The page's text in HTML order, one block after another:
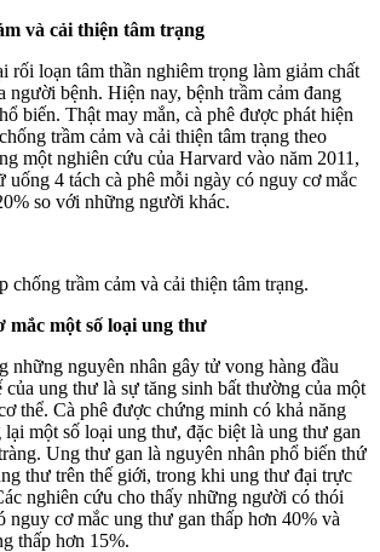
và cải thiện tâm trạng
rối loạn tâm thần nghiêm trọng làm giảm chất
người bệnh. Hiện nay, bệnh trầm cảm đang
biến. Thật may mắn, cà phê được phát hiện
trầm cảm và cải thiện tâm trạng theo
một nghiên cứu của Harvard vào năm 2011,
4 tách cà phê mỗi ngày có nguy cơ mắc
so với những người khác.
mắc một số loại ung thư
những nguyên nhân gây tử vong hàng đầu
ung thư là sự tăng sinh bất thường của một
thể. Cà phê được chứng minh có khả năng
lại một số loại ung thư, đặc biệt là ung thư gan
Ung thư gan là nguyên nhân phổ biến thứ
thư trên thế giới, trong khi ung thư đại trực
nghiên cứu cho thấy những người có thói
nguy cơ mắc ung thư gan thấp hơn 40% và
thấp hơn 15%.